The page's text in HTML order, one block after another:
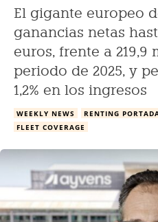
El gigante europeo
ganancias netas
euros, frente a
periodo de 2025, y
1,2% en los ingresos
WEEKLY NEWS RENTING
FLEET COVERAGE